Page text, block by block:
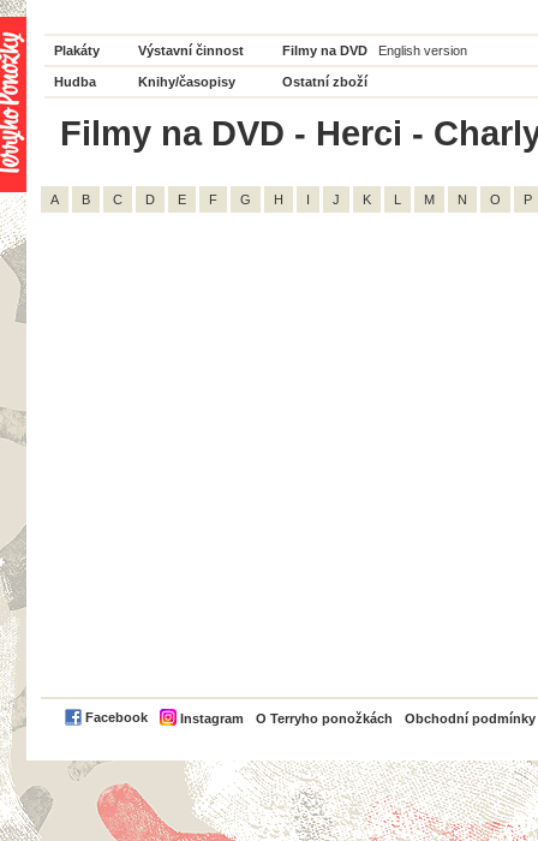
Plakáty Výstavní činnost Filmy na DVD English version
Hudba Knihy/časopisy Ostatní zboží
Filmy na DVD - Herci -
A B C D E F G H I J K L M N O P
Facebook Instagram O Terryho ponožkách Obchodní podmínky
PayPal